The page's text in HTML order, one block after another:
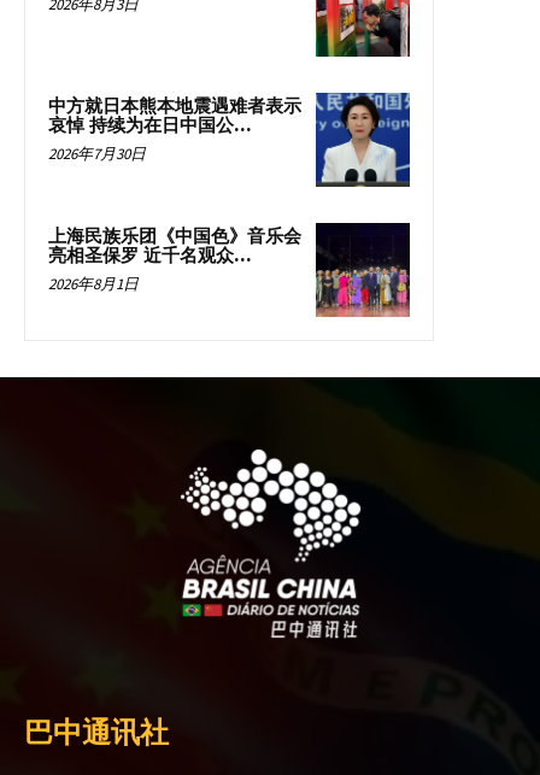
中方就日本熊本地震遇难者表示
哀悼 持续为在日中国公...
2026年7月30日
上海民族乐团《中国色》音乐会
亮相圣保罗 近千名观众...
2026年8月1日
巴中通讯社